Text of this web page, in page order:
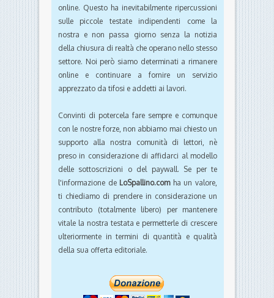
online. Questo ha inevitabilmente ripercussioni
sulle piccole testate indipendenti come la
nostra e non passa giorno senza la notizia
della chiusura di realtà che operano nello stesso
settore. Noi però siamo determinati a rimanere
online e continuare a fornire un servizio
apprezzato da tifosi e addetti ai lavori.
Convinti di potercela fare sempre e comunque
con le nostre forze, non abbiamo mai chiesto un
supporto alla nostra comunità di lettori, nè
preso in considerazione di affidarci al modello
delle sottoscrizioni o del paywall. Se per te
l'informazione de LoSpallino.comha un valore,
ti chiediamo di prendere in considerazione un
contributo (totalmente libero) per mantenere
vitale la nostra testata e permetterle di crescere
ulteriormente in termini di quantità e qualità
della sua offerta editoriale.